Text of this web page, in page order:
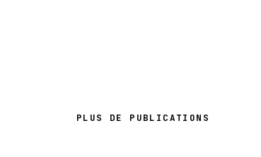
PLUS DE PUBLICATIONS